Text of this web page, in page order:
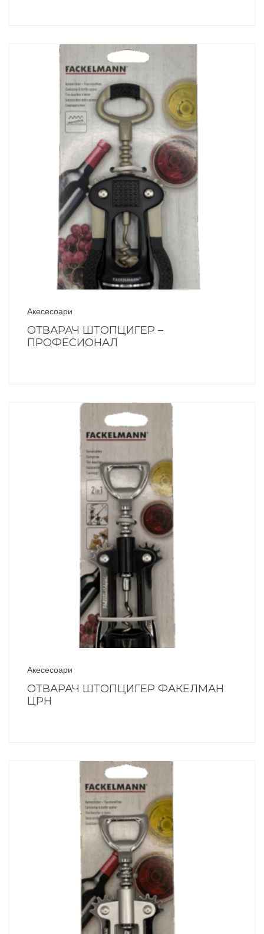
Акесесоари
ОТВАРАЧ ШТОПЦИГЕР –
ПРОФЕСИОНАЛ
Акесесоари
ОТВАРАЧ ШТОПЦИГЕР ФАКЕЛМАН
ЦРН